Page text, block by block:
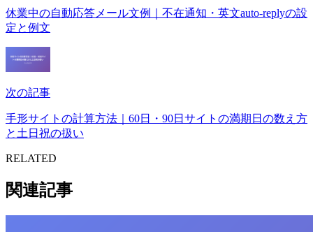
休業中の自動応答メール文例｜不在通知・英文auto-replyの設
定と例文
次の記事
手形サイトの計算方法｜60日・90日サイトの満期日の数え方
と土日祝の扱い
RELATED
関連記事